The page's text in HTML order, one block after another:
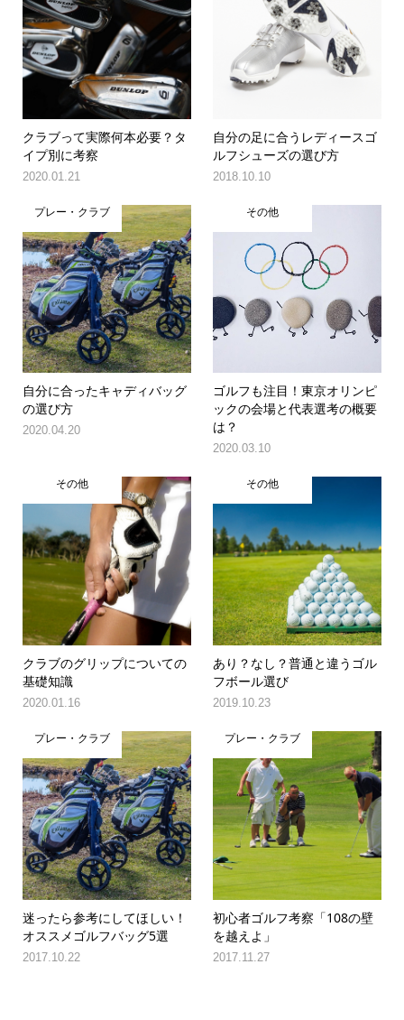
クラブって実際何本必要？タ
イプ別に考察
2020.01.21
自分の足に合うレディースゴ
ルフシューズの選び方
2018.10.10
プレー・クラブ
自分に合ったキャディバッグ
の選び方
2020.04.20
その他
ゴルフも注目！東京オリンピ
ックの会場と代表選考の概要
は？
2020.03.10
その他
クラブのグリップについての
基礎知識
2020.01.16
その他
あり？なし？普通と違うゴル
フボール選び
2019.10.23
プレー・クラブ
迷ったら参考にしてほしい！
オススメゴルフバッグ5選
2017.10.22
プレー・クラブ
初心者ゴルフ考察「108の壁
を越えよ」
2017.11.27